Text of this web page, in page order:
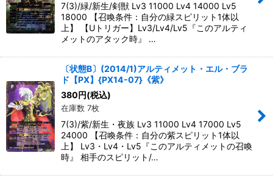
7(3)/緑/新生/剣獣 Lv3 11000 Lv4 14000 Lv5
18000 【召喚条件：自分の緑スピリット1体以
上】 【Uトリガー】Lv3/Lv4/Lv5『このアルティ
メットのアタック時』 …
〔状態B〕(2014/1)アルティメット・エル・ブラ
ド【PX】{PX14-07}《紫》
380 円(税込)
在庫数 7枚
7(3)/紫/新生・夜族 Lv3 11000 Lv4 17000 Lv5
24000 【召喚条件：自分の紫スピリット1体以
上】 Lv3・Lv4・Lv5『このアルティメットの召喚
時』 相手のスピリット/…